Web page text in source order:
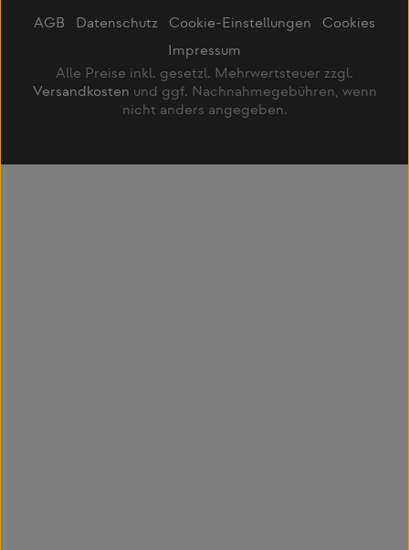
AGB Datenschutz Cookie-Einstellungen
Cookies
Impressum
Alle Preise inkl. gesetzl. Mehrwertsteuer zzgl.
Versandkosten und ggf. Nachnahmegebühren, wenn
nicht anders angegeben.